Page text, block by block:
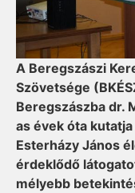
A Beregszászi
Szövetsége
Beregszászba dr.
as évek óta
Esterházy János
érdeklődő
mélyebb